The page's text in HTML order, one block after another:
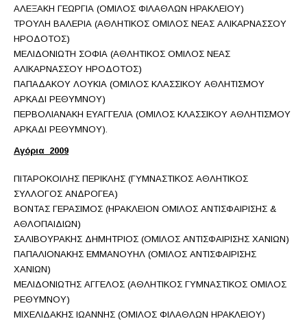
ΑΛΕΞΑΚΗ ΓΕΩΡΓΙΑ (ΟΜΙΛΟΣ ΦΙΛΑΘΛΩΝ ΗΡΑΚΛΕΙΟΥ)
ΤΡΟΥΛΗ ΒΑΛΕΡΙΑ (ΑΘΛΗΤΙΚΟΣ ΟΜΙΛΟΣ ΝΕΑΣ ΑΛΙΚΑΡΝΑΣΣΟΥ
ΗΡΟΔΟΤΟΣ)
ΜΕΛΙΔΟΝΙΩΤΗ ΣΟΦΙΑ (ΑΘΛΗΤΙΚΟΣ ΟΜΙΛΟΣ ΝΕΑΣ
ΑΛΙΚΑΡΝΑΣΣΟΥ ΗΡΟΔΟΤΟΣ)
ΠΑΠΑΔΑΚΟΥ ΛΟΥΚΙΑ (ΟΜΙΛΟΣ ΚΛΑΣΣΙΚΟΥ ΑΘΛΗΤΙΣΜΟΥ
ΑΡΚΑΔΙ ΡΕΘΥΜΝΟΥ)
ΠΕΡΒΟΛΙΑΝΑΚΗ ΕΥΑΓΓΕΛΙΑ (ΟΜΙΛΟΣ ΚΛΑΣΣΙΚΟΥ ΑΘΛΗΤΙΣΜΟΥ
ΑΡΚΑΔΙ ΡΕΘΥΜΝΟΥ).
Αγόρια 2009
ΠΙΤΑΡΟΚΟΙΛΗΣ ΠΕΡΙΚΛΗΣ (ΓΥΜΝΑΣΤΙΚΟΣ ΑΘΛΗΤΙΚΟΣ
ΣΥΛΛΟΓΟΣ ΑΝΔΡΟΓΕΑ)
ΒΟΝΤΑΣ ΓΕΡΑΣΙΜΟΣ (ΗΡΑΚΛΕΙΟΝ ΟΜΙΛΟΣ ΑΝΤΙΣΦΑΙΡΙΣΗΣ &
ΑΘΛΟΠΑΙΔΙΩΝ)
ΣΑΛΙΒΟΥΡΑΚΗΣ ΔΗΜΗΤΡΙΟΣ (ΟΜΙΛΟΣ ΑΝΤΙΣΦΑΙΡΙΣΗΣ ΧΑΝΙΩΝ)
ΠΑΠΑΛΙΟΝΑΚΗΣ ΕΜΜΑΝΟΥΗΛ (ΟΜΙΛΟΣ ΑΝΤΙΣΦΑΙΡΙΣΗΣ
ΧΑΝΙΩΝ)
ΜΕΛΙΔΟΝΙΩΤΗΣ ΑΓΓΕΛΟΣ (ΑΘΛΗΤΙΚΟΣ ΓΥΜΝΑΣΤΙΚΟΣ ΟΜΙΛΟΣ
ΡΕΘΥΜΝΟΥ)
ΜΙΧΕΛΙΔΑΚΗΣ ΙΩΑΝΝΗΣ (ΟΜΙΛΟΣ ΦΙΛΑΘΛΩΝ ΗΡΑΚΛΕΙΟΥ)